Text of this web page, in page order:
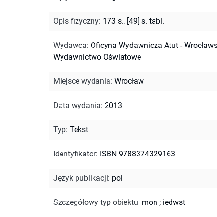
Opis fizyczny: 173 s., [49] s. tabl.
Wydawca: Oficyna Wydawnicza Atut -
Wydawnictwo Oświatowe
Miejsce wydania: Wrocław
Data wydania: 2013
Typ: Tekst
Identyfikator: ISBN 9788374329163
Język publikacji: pol
Szczegółowy typ obiektu: mon ; iedwst